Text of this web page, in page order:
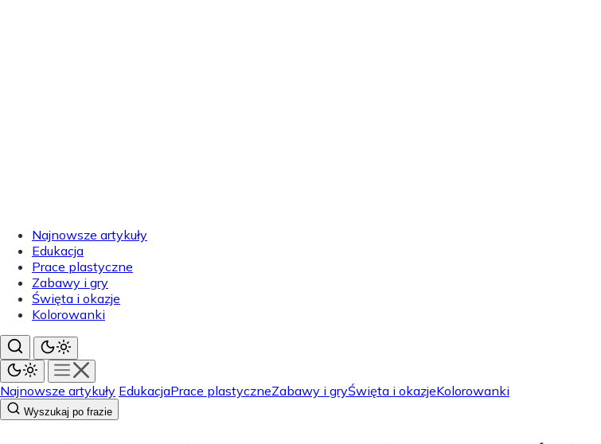
Najnowsze artykuły
Edukacja
Prace plastyczne
Zabawy i gry
Święta i okazje
Kolorowanki
Najnowsze artykuły EdukacjaPrace plastyczneZabawy i gryŚwięta i okazjeKolorowanki
Wyszukaj po frazie